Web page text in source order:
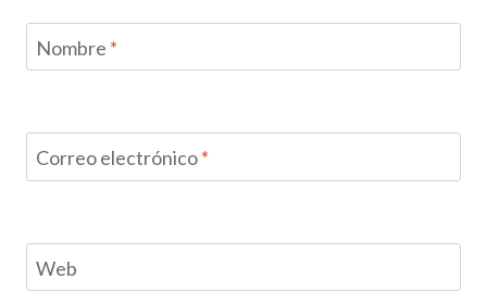
Nombre *
Correo electrónico*
Web